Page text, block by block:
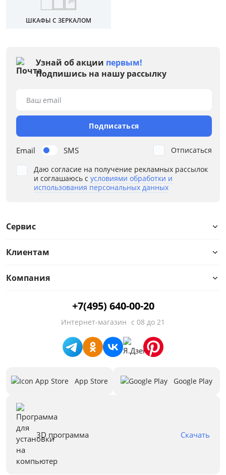
Бежевый
Синий
Серый
Все варианты
ШКАФЫ С ЗЕРКАЛОМ
Узнай об акции первым!
Подпишись на нашу рассылку
Email SMS
Ваш email
Подписаться
Даю согласие на получение рекламных рассылок
и соглашаюсь с условиями обработки и
использования персональных данных
Отписаться
Сервис
Клиентам
Компания
+7(495) 640-00-20
Интернет-магазин с 08 до 21
App Store Google Play
3D программа Скачать